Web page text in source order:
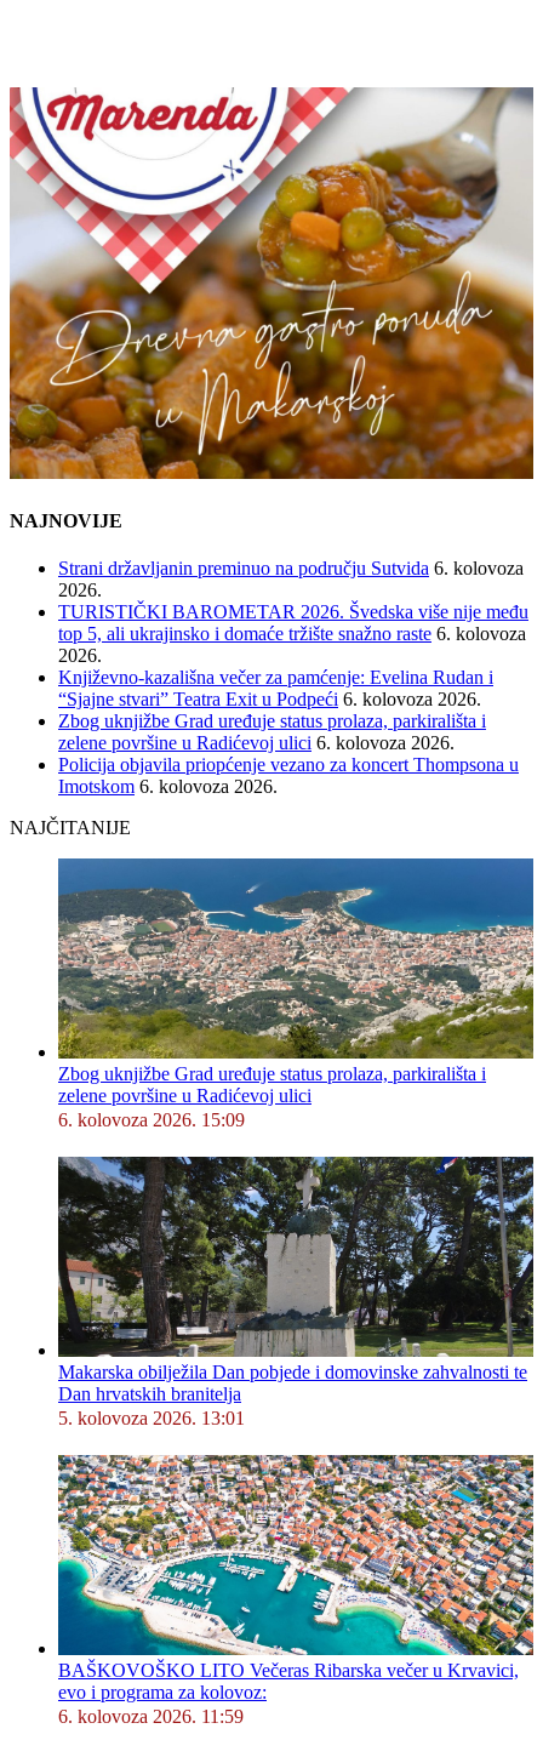
NAJNOVIJE
Strani državljanin preminuo na području Sutvida 6. kolovoza
2026.
TURISTIČKI BAROMETAR 2026. Švedska više nije među
top 5, ali ukrajinsko i domaće tržište snažno raste 6. kolovoza
2026.
Književno-kazališna večer za pamćenje: Evelina Rudan i
“Sjajne stvari” Teatra Exit u Podpeći 6. kolovoza 2026.
Zbog uknjižbe Grad uređuje status prolaza, parkirališta i
zelene površine u Radićevoj ulici 6. kolovoza 2026.
Policija objavila priopćenje vezano za koncert Thompsona u
Imotskom 6. kolovoza 2026.
NAJČITANIJE
Zbog uknjižbe Grad uređuje status prolaza, parkirališta i
zelene površine u Radićevoj ulici
6. kolovoza 2026. 15:09
Makarska obilježila Dan pobjede i domovinske zahvalnosti te
Dan hrvatskih branitelja
5. kolovoza 2026. 13:01
BAŠKOVOŠKO LITO Večeras Ribarska večer u Krvavici,
evo i programa za kolovoz:
6. kolovoza 2026. 11:59